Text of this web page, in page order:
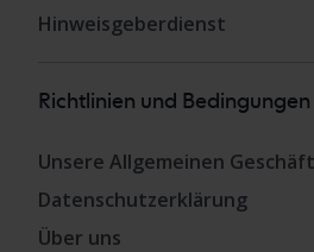
Hinweisgeberdienst
Richtlinien und Bedingungen
Unsere Allgemeinen
Datenschutzerklärung
Über uns